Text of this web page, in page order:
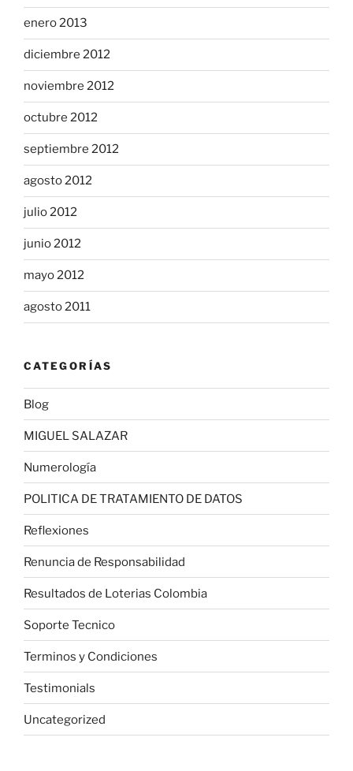
enero 2013
diciembre 2012
noviembre 2012
octubre 2012
septiembre 2012
agosto 2012
julio 2012
junio 2012
mayo 2012
agosto 2011
CATEGORÍAS
Blog
MIGUEL SALAZAR
Numerología
POLITICA DE TRATAMIENTO DE DATOS
Reflexiones
Renuncia de Responsabilidad
Resultados de Loterias Colombia
Soporte Tecnico
Terminos y Condiciones
Testimonials
Uncategorized